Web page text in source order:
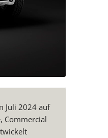
Juli 2024 auf
Commercial